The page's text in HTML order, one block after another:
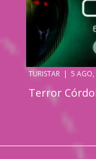
TURISTAR | 5
Terror